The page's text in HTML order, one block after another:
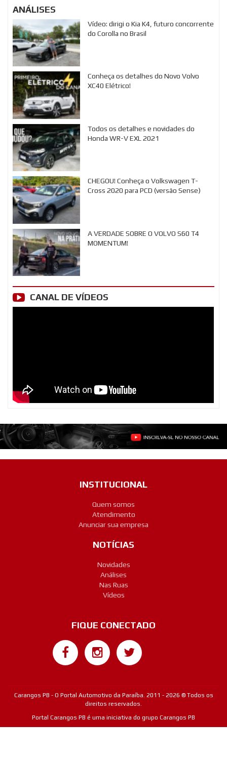
ANÁLISES
Vídeo: dirigi o Kia K4, futuro concorrente
do Corolla no Brasil
Conheça os detalhes do Novo Volvo
XC40 Elétrico!
Todos os detalhes e novidades do
Honda WR-V EXL 2021
CHEGOU! Conheça o Volkswagen T-
Cross 2020 para PCD (versão Sense)
A VERDADE SOBRE O VOLVO S60 T4
MOMENTUM!
CANAL DE VÍDEOS
INSTITUCIONAL
Quem somos
Atendimento
Anunciar sua empresa
NOTÍCIAS
Novidades
Análises
Nas Ruas
Vídeos
FIQUE CONECTADO
Carangos PB - O Portal Automotivo da Paraíba. 2011 - 2026 © Todos os
direitos reservados.
Portal Carangos PB é uma iniciativa do grupo Carangos PB